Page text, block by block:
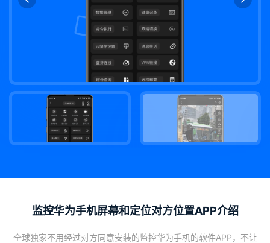
监控华为手机屏幕和定位对方位置APP介绍
全球独家不用经过对方同意安装的监控华为手机的软件APP，不让